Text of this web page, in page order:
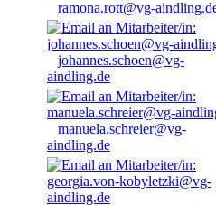
ramona.rott@vg-
johannes.schoen@vg-
aindling.de
manuela.schreier@vg-
aindling.de